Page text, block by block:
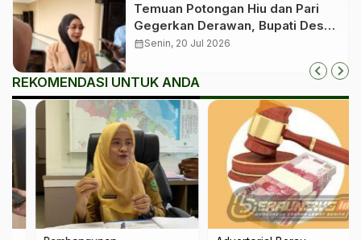
Temuan Potongan Hiu dan Pari
Gegerkan Derawan, Bupati Desak
Proses Hukum
calendar_monthSenin, 20 Jul 2026
REKOMENDASI UNTUK ANDA